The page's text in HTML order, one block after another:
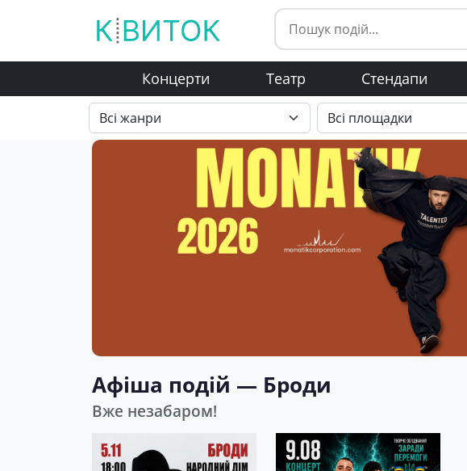
Концерти Театр Стендапи
Афіша подій — Броди
Вже незабаром!